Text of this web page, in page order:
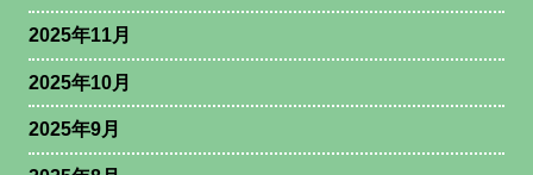
2025年11月
2025年10月
2025年9月